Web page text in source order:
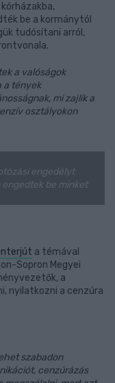
be a kormánytól
tudósítani arról,
a valóságok
a tények
mi zajlik a
osztályokon
engedélyt
be minket
a témával
Sopron Megyei
a
nyilatkozni a cenzúra
szabadon
cenzúrázás